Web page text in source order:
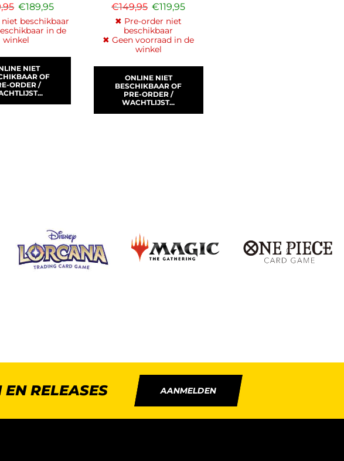
€189,95
beschikbaar
in de
winkel
NIET
OF
ORDER /
€149,95 €119,95
✖ Pre-order niet
beschikbaar
✖ Geen voorraad in de
winkel
ONLINE NIET
BESCHIKBAAR OF
PRE-ORDER /
WACHTLIJST...
RELEASES AANMELDEN